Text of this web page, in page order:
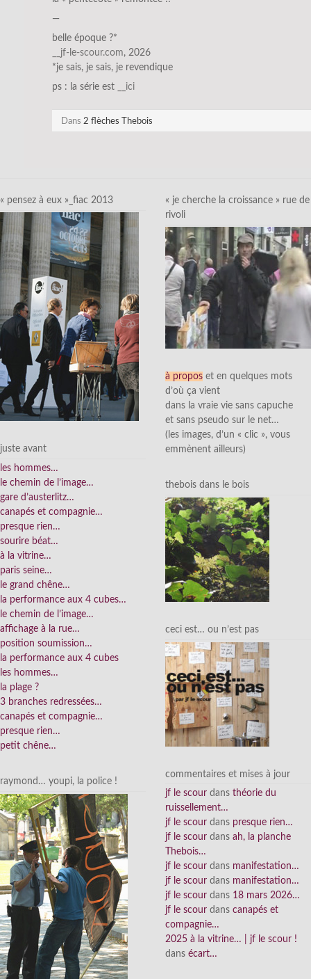
—
belle époque ?*
__jf-le-scour.com, 2026
*je sais, je sais, je revendique
ps : la série est
__ici
Dans 2 flèches Thebois
« pensez à eux »_fiac 2013
juste avant
les hommes…
le chemin de l’image…
gare d’austerlitz…
canapés et compagnie…
presque rien…
sourire béat…
à la vitrine…
paris seine…
le grand chêne…
la performance aux 4 cubes…
le chemin de l’image…
affichage à la rue…
position soumission…
la performance aux 4 cubes
les hommes…
la plage ?
3 branches redressées…
canapés et compagnie…
presque rien…
petit chêne…
raymond… youpi, la police !
« je cherche la croissance » rue de
rivoli
à propos et en quelques mots
d’où ça vient
dans la vraie vie sans capuche
et sans pseudo sur le net…
(les images, d’un « clic », vous
emmènent ailleurs)
thebois dans le bois
ceci est… ou n’est pas
commentaires et mises à jour
jf le scour dans théorie du
ruissellement…
jf le scour dans presque rien…
jf le scour dans ah, la planche
Thebois…
jf le scour dans manifestation…
jf le scour dans manifestation…
jf le scour dans 18 mars 2026…
jf le scour dans canapés et
compagnie…
2025 à la vitrine… | jf le scour !
dans écart…